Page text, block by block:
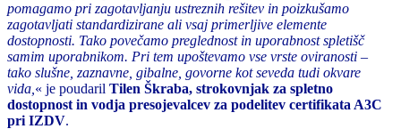
pomagamo pri zagotavljanju ustreznih rešitev in poizkušamo
zagotavljati standardizirane ali vsaj primerljive elemente
dostopnosti. Tako povečamo preglednost in uporabnost spletišč
samim uporabnikom. Pri tem upoštevamo vse vrste oviranosti –
tako slušne, zaznavne, gibalne, govorne kot seveda tudi okvare
vida, « je poudaril Tilen Škraba, strokovnjak za spletno
dostopnost in vodja presojevalcev za podelitev certifikata A3C
pri IZDV.